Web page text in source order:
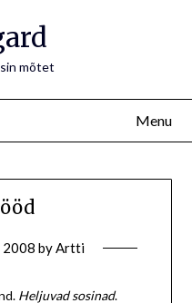
mõtet
Menu
2008 byArtti
Heljuvad sosinad.